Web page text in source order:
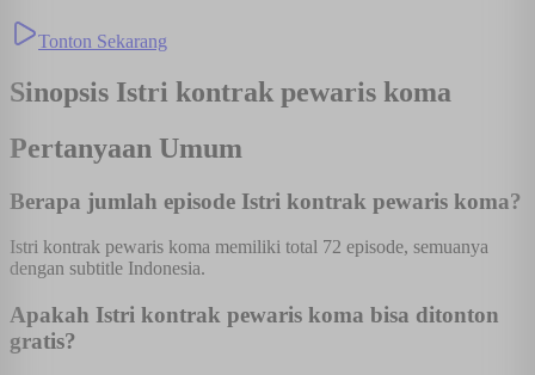
Tonton Sekarang
Sinopsis Istri kontrak pewaris koma
Pertanyaan Umum
Berapa jumlah episode Istri kontrak pewaris koma?
Istri kontrak pewaris koma memiliki total 72 episode, semuanya
dengan subtitle Indonesia.
Apakah Istri kontrak pewaris koma bisa ditonton
gratis?